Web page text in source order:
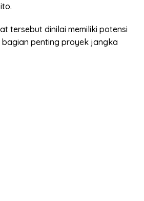
tersebut dinilai memiliki potensi
penting proyek jangka